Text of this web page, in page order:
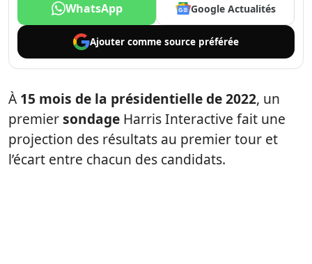
WhatsApp Google Actualités
Ajouter comme source préférée
À 15 mois de la présidentielle de 2022, un
premiersondage Harris Interactive fait une
projection des résultats au premier tour et
l’écart entre chacun des candidats.